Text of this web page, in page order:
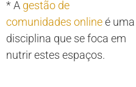
* A gestão de
comunidades onlineé uma
disciplina que se foca em
nutrir estes espaços.